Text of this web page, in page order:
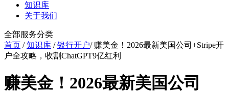
知识库
关于我们
全部服务分类
首页 /知识库 /银行开户/ 赚美金！2026最新美国公司+Stripe开
户全攻略，收割ChatGPT9亿红利
赚美金！2026最新美国公司